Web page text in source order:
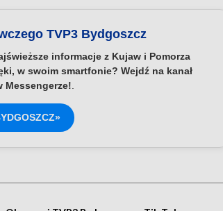
TVP3 Bydgoszcz
informacje z Kujaw i Pomorza
w swoim smartfonie? Wejdź na kanał
Messengerze!.